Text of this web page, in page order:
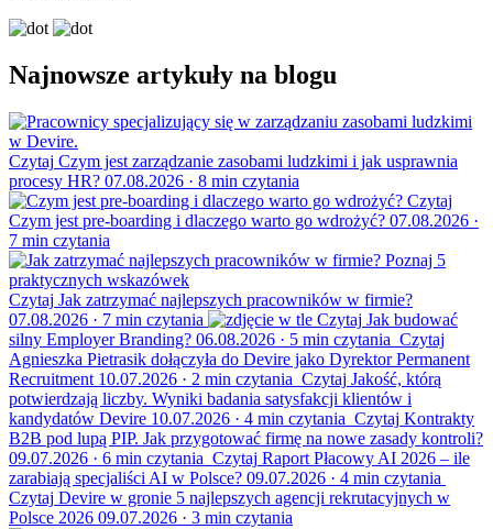
Najnowsze artykuły na blogu
Czytaj Czym jest zarządzanie zasobami ludzkimi i jak usprawnia
procesy HR? 07.08.2026 · 8 min czytania
Czytaj
Czym jest pre-boarding i dlaczego warto go wdrożyć? 07.08.2026 ·
7 min czytania
Czytaj Jak zatrzymać najlepszych pracowników w firmie?
07.08.2026 · 7 min czytania Czytaj Jak budować
silny Employer Branding? 06.08.2026 · 5 min czytania Czytaj
Agnieszka Pietrasik dołączyła do Devire jako Dyrektor Permanent
Recruitment 10.07.2026 · 2 min czytania Czytaj Jakość, którą
potwierdzają liczby. Wyniki badania satysfakcji klientów i
kandydatów Devire 10.07.2026 · 4 min czytania Czytaj Kontrakty
B2B pod lupą PIP. Jak przygotować firmę na nowe zasady kontroli?
09.07.2026 · 6 min czytania Czytaj Raport Płacowy AI 2026 – ile
zarabiają specjaliści AI w Polsce? 09.07.2026 · 4 min czytania
Czytaj Devire w gronie 5 najlepszych agencji rekrutacyjnych w
Polsce 2026 09.07.2026 · 3 min czytania